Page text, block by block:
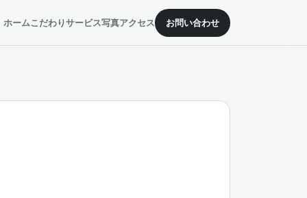
ホームこだわりサービス写真アクセス お問い合わせ